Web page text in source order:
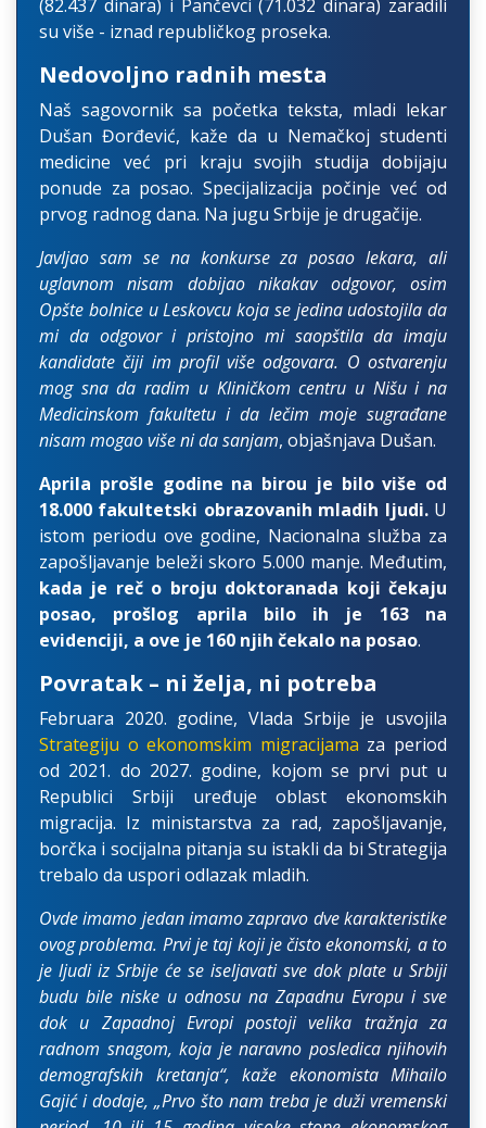
(82.437 dinara) i Pančevci (71.032 dinara) zaradili
su više - iznad republičkog proseka.
Nedovoljno radnih mesta
Naš sagovornik sa početka teksta, mladi lekar
Dušan Đorđević, kaže da u Nemačkoj studenti
medicine već pri kraju svojih studija dobijaju
ponude za posao. Specijalizacija počinje već od
prvog radnog dana. Na jugu Srbije je drugačije.
Javljao sam se na konkurse za posao lekara, ali
uglavnom nisam dobijao nikakav odgovor, osim
Opšte bolnice u Leskovcu koja se jedina udostojila da
mi da odgovor i pristojno mi saopštila da imaju
kandidate čiji im profil više odgovara. O ostvarenju
mog sna da radim u Kliničkom centru u Nišu i na
Medicinskom fakultetu i da lečim moje sugrađane
nisam mogao više ni da sanjam, objašnjava Dušan.
Aprila prošle godine na birou je bilo više od
18.000 fakultetski obrazovanih mladih ljudi.U
istom periodu ove godine, Nacionalna služba za
zapošljavanje beleži skoro 5.000 manje. Međutim,
kada je reč o broju doktoranada koji čekaju
posao, prošlog aprila bilo ih je 163 na
evidenciji, a ove je 160 njih čekalo na posao.
Povratak – ni želja, ni potreba
Februara 2020. godine, Vlada Srbije je usvojila
Strategiju o ekonomskim migracijama za period
od 2021. do 2027. godine, kojom se prvi put u
Republici Srbiji uređuje oblast ekonomskih
migracija. Iz ministarstva za rad, zapošljavanje,
borčka i socijalna pitanja su istakli da bi Strategija
trebalo da uspori odlazak mladih.
Ovde imamo jedan imamo zapravo dve karakteristike
ovog problema. Prvi je taj koji je čisto ekonomski, a to
je ljudi iz Srbije će se iseljavati sve dok plate u Srbiji
budu bile niske u odnosu na Zapadnu Evropu i sve
dok u Zapadnoj Evropi postoji velika tražnja za
radnom snagom, koja je naravno posledica njihovih
demografskih kretanja“, kaže ekonomista Mihailo
Gajić i dodaje, „Prvo što nam treba je duži vremenski